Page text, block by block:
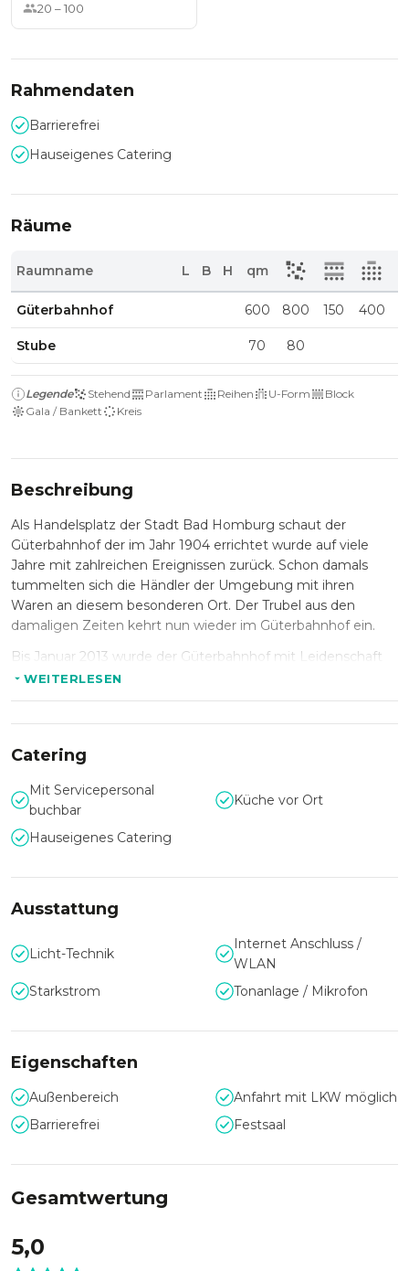
20 –100
Rahmendaten
Barrierefrei
Hauseigenes Catering
Räume
Raumname L B H qm
Güterbahnhof 600 800 150 400
Stube 70 80
Legende Stehend Parlament Reihen U-Form
Block
Gala / Bankett
Kreis
Beschreibung
Als Handelsplatz der Stadt Bad Homburg schaut der
Güterbahnhof der im Jahr 1904 errichtet wurde auf viele
Jahre mit zahlreichen Ereignissen zurück. Schon damals
tummelten sich die Händler der Umgebung mit ihren
Waren an diesem besonderen Ort. Der Trubel aus den
damaligen Zeiten kehrt nun wieder im Güterbahnhof ein.
Bis Januar 2013 wurde der Güterbahnhof mit Leidenschaft
zu einer Eventlocation saniert. Von dort an bietet er mit
seinen 600 qm Nutzfläche und seiner ausgeklügelten
buchen Sie die alte Bahnhofsstube und erleben Sie ein
Ob Geburtstagsparty oder Firmenessen - Ihren Wünschen
sind keine Grenzen gesetzt.
Ob nun öffentliche Veranstaltung, konzeptionierte Events
WEITERLESEN
Catering
Mit Servicepersonal
buchbar
Küche vor Ort
Hauseigenes Catering
Ausstattung
Licht-Technik
Internet Anschluss /
WLAN
Starkstrom
Tonanlage / Mikrofon
Eigenschaften
Außenbereich
Anfahrt mit LKW möglich
Barrierefrei
Festsaal
Gesamtwertung
5,0